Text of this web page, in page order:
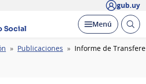
gub.uy
Social
Desplegar
Menú Abrir
Publicaciones Informe de